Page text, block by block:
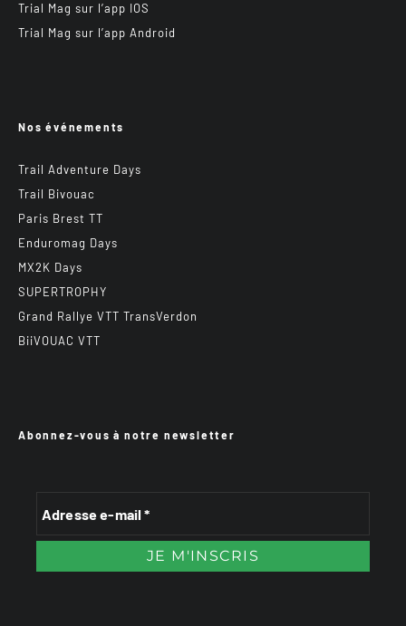
Trial Mag sur l’app IOS
Trial Mag sur l’app Android
Nos événements
Trail Adventure Days
Trail Bivouac
Paris Brest TT
Enduromag Days
MX2K Days
SUPERTROPHY
Grand Rallye VTT TransVerdon
BiiVOUAC VTT
Abonnez-vous à notre newsletter